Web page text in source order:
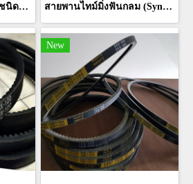
สายพานร่องวีหน้าแคบ ชนิดมีฟัน COG Narrow V-Belts สายพานไทม์มิ่งฟันกลม (Synchronous Timing Belts HTS - HTD)
New